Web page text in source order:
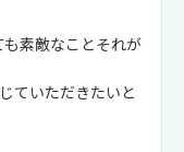
素敵なことそれが
ていただきたいと